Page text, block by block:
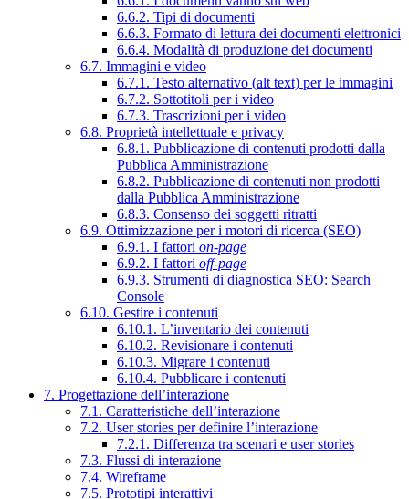
6.6.2. Tipi di documenti
6.6.3. Formato di lettura dei documenti elettronici
6.6.4. Modalità di produzione dei documenti
6.7. Immagini e video
6.7.1. Testo alternativo (alt text) per le immagini
6.7.2. Sottotitoli per i video
6.7.3. Trascrizioni per i video
6.8. Proprietà intellettuale e privacy
6.8.1. Pubblicazione di contenuti prodotti dalla
Pubblica Amministrazione
6.8.2. Pubblicazione di contenuti non prodotti
dalla Pubblica Amministrazione
6.8.3. Consenso dei soggetti ritratti
6.9. Ottimizzazione per i motori di ricerca (SEO)
6.9.1. I fattori on-page
6.9.2. I fattori off-page
6.9.3. Strumenti di diagnostica SEO: Search
Console
6.10. Gestire i contenuti
6.10.1. L’inventario dei contenuti
6.10.2. Revisionare i contenuti
6.10.3. Migrare i contenuti
6.10.4. Pubblicare i contenuti
7. Progettazione dell’interazione
7.1. Caratteristiche dell’interazione
7.2. User stories per definire l’interazione
7.2.1. Differenza tra scenari e user stories
7.3. Flussi di interazione
7.4. Wireframe
7.5. Prototipi interattivi